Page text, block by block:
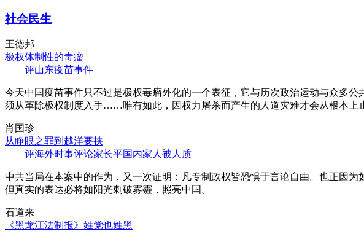
社会民生
王德邦
极权体制性的毒瘤
——评山东疫苗事件
今天中国疫苗事件只不过是极权毒瘤外化的一个表征，它与历次政治运动与众多
须从革除极权制度入手……唯有如此，因权力屠杀而产生的人道灾难才会从根本上
肖国珍
从睁眼之罪到越洋要挟
——评海外时事评论家长平国内家人被人质
中共当局在本案中的作为，又一次证明：凡专制政权皆恐惧于言论自由。也正因
但真实的表达必将如阳光刺破雾霾，照亮中国。
石道来
《黑龙江法制报》姓党也姓黑